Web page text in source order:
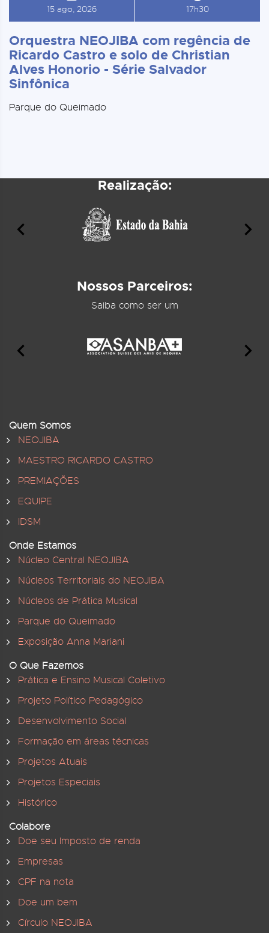
15 ago, 2026 17h30
Orquestra NEOJIBA com regência de
Ricardo Castro e solo de Christian
Alves Honorio - Série Salvador
Sinfônica
Parque do Queimado
Realização:
Nossos Parceiros:
Saiba como ser um
Quem Somos
NEOJIBA
MAESTRO RICARDO CASTRO
PREMIAÇÕES
EQUIPE
IDSM
Onde Estamos
Núcleo Central NEOJIBA
Núcleos Territoriais do NEOJIBA
Núcleos de Prática Musical
Parque do Queimado
Exposição Anna Mariani
O Que Fazemos
Prática e Ensino Musical Coletivo
Projeto Político Pedagógico
Desenvolvimento Social
Formação em áreas técnicas
Projetos Atuais
Projetos Especiais
Histórico
Colabore
Doe seu Imposto de renda
Empresas
CPF na nota
Doe um bem
Círculo NEOJIBA